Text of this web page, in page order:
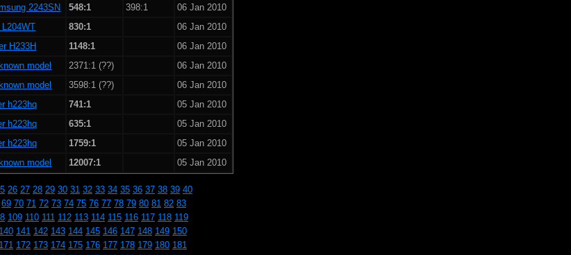
2243SN
548:1 398:1
06 Jan 2010
L204WT
830:1
06 Jan 2010
H233H
1148:1
06 Jan 2010
model
2371:1 (??)
06 Jan 2010
model
3598:1 (??)
06 Jan 2010
h223hq
741:1
05 Jan 2010
h223hq
635:1
05 Jan 2010
h223hq
1759:1
05 Jan 2010
model
12007:1 05 Jan 2010
26 27 28 29 30 31 32 33 34 35 36 37 38 39 40
69 70 71 72 73 74 75 76 77 78 79 80 81 82 83
109 110 111 112 113 114 115 116 117 118 119
140 141 142 143 144 145 146 147 148 149 150
171 172 173 174 175 176 177 178 179 180 181